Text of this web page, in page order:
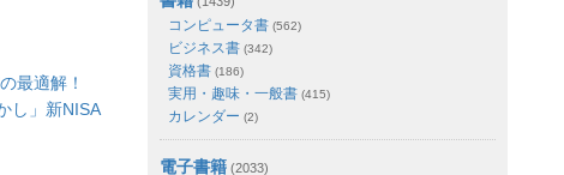
最適解！
し」新NISA
コンピュータ書 (562)
ビジネス書 (342)
資格書 (186)
実用・趣味・一般書 (415)
カレンダー (2)
電子書籍 (2033)